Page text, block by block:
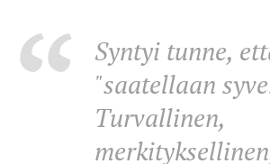
Syntyi tunne,
"saatellaan
Turvallinen,